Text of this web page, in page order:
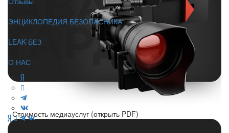
ЭНЦИКЛОПЕДИЯ БЕЗОПАСНИКА
LEAK-БЕЗ
О НАС
- Стоимость медиауслуг (открыть PDF) -